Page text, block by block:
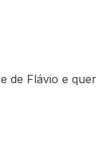
de Flávio e quer